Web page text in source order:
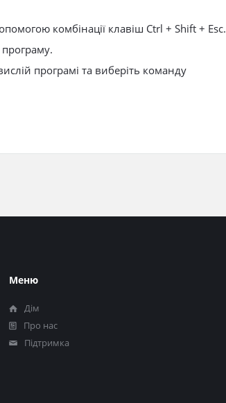
комбінації клавіш Ctrl + Shift + Esc.
програмі та виберіть команду
Меню
Дім
Про нас
Підтримка